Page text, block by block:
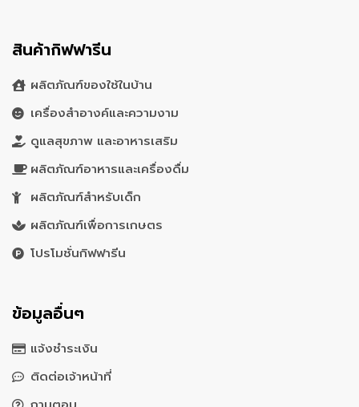
สินค้ากิฟฟารีน
ผลิตภัณฑ์ของใช้ในบ้าน
เครื่องสำอางค์และความงาม
ดูแลสุขภาพ และอาหารเสริม
ผลิตภัณฑ์อาหารและเครื่องดื่ม
ผลิตภัณฑ์สำหรับเด็ก
ผลิตภัณฑ์เพื่อการเกษตร
โปรโมชั่นกิฟฟารีน
ข้อมูลอื่นๆ
แจ้งชำระเงิน
ติดต่อเจ้าหน้าที่